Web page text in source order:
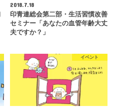
2018.7.18
印青連総会第二部・生活習慣改善
セミナー「あなたの血管年齢大丈
夫ですか？」
イベント